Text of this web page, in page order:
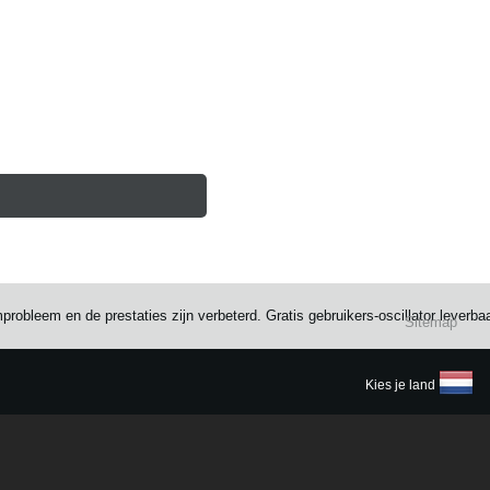
en de prestaties zijn verbeterd. Gratis gebruikers-oscillator
Sitemap
Kies je land